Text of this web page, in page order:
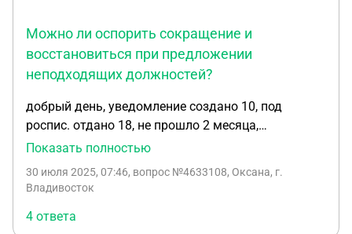
компенсацией простоя.Будет ли отягчающим
фактор что я плачу алименты?
Можно ли оспорить сокращение и
восстановиться при предложении
неподходящих должностей?
добрый день, уведомление создано 10, под
роспис. отдано 18, не прошло 2 месяца,
должность сокращают 1 августа, предложили не
сокращают начкапов 3 шт.. вводят новую
ли идти в суд для восстановления
Показать полностью
30 июля 2025, 07:46, вопрос №4633108, Оксана, г.
Владивосток
4 ответа